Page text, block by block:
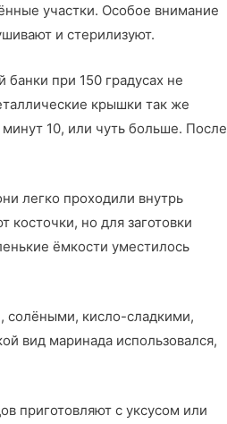
участки. Особое внимание
и стерилизуют.
при 150 градусах не
крышки так же
10, или чуть больше. После
легко проходили внутрь
косточки, но для заготовки
ёмкости уместилось
солёными, кисло-сладкими,
вид маринада использовался,
приготовляют с уксусом или